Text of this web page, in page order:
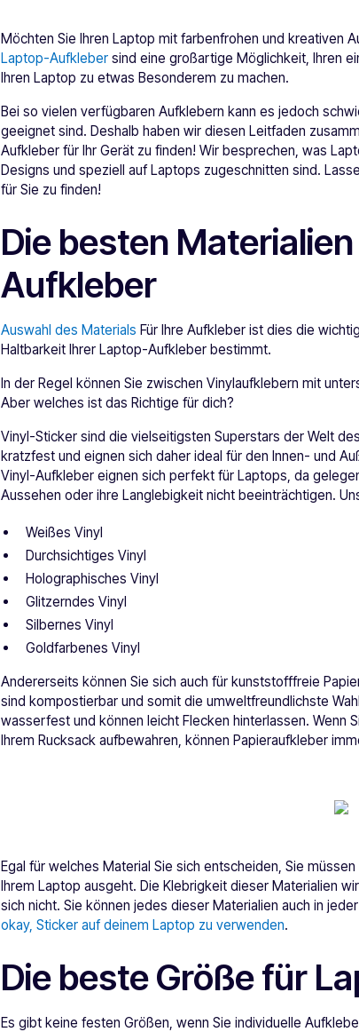
Möchten Sie Ihren Laptop mit farbenfrohen und kreativen
Laptop-Aufkleber sind eine großartige Möglichkeit, Ihren
Ihren Laptop zu etwas Besonderem zu machen.
Bei so vielen verfügbaren Aufklebern kann es jedoch
geeignet sind. Deshalb haben wir diesen Leitfaden
Aufkleber für Ihr Gerät zu finden! Wir besprechen, was
Designs und speziell auf Laptops zugeschnitten sind.
für Sie zu finden!
Die besten
Aufkleber
Auswahl des Materials Für Ihre Aufkleber ist dies die
Haltbarkeit Ihrer Laptop-Aufkleber bestimmt.
In der Regel können Sie zwischen Vinylaufklebern mit
Aber welches ist das Richtige für dich?
Vinyl-Sticker sind die vielseitigsten Superstars der Welt
kratzfest und eignen sich daher ideal für den Innen- und
Vinyl-Aufkleber eignen sich perfekt für Laptops, da
Aussehen oder ihre Langlebigkeit nicht beeinträchtigen.
Weißes Vinyl
Durchsichtiges Vinyl
Holographisches Vinyl
Glitzerndes Vinyl
Silbernes Vinyl
Goldfarbenes Vinyl
Andererseits können Sie sich auch für kunststofffreie
sind kompostierbar und somit die umweltfreundlichste
wasserfest und können leicht Flecken hinterlassen. Wenn
Ihrem Rucksack aufbewahren, können Papieraufkleber
Egal für welches Material Sie sich entscheiden, Sie
Ihrem Laptop ausgeht. Die Klebrigkeit dieser Materialien
sich nicht. Sie können jedes dieser Materialien auch in
okay, Sticker auf deinem Laptop zu verwenden.
Die beste Größe für
Es gibt keine festen Größen, wenn Sie individuelle